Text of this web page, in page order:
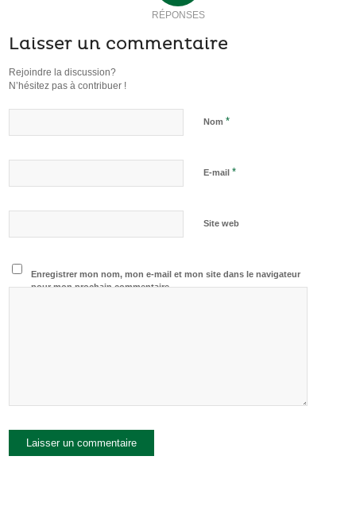
RÉPONSES
Laisser un commentaire
Rejoindre la discussion?
N’hésitez pas à contribuer !
Nom*
E-mail*
Site web
Enregistrer mon nom, mon e-mail et mon site dans le navigateur
pour mon prochain commentaire.